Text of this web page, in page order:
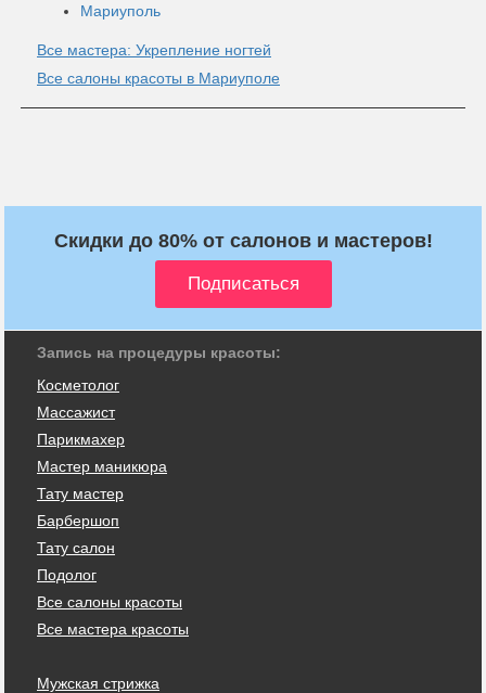
Мариуполь
Все мастера: Укрепление ногтей
Все салоны красоты в Мариуполе
Скидки до 80% от салонов и мастеров!
Запись на процедуры красоты:
Косметолог
Массажист
Парикмахер
Мастер маникюра
Тату мастер
Барбершоп
Тату салон
Подолог
Все салоны красоты
Все мастера красоты
Мужская стрижка